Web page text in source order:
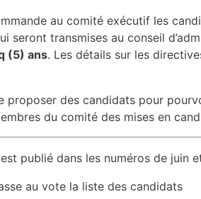
au comité exécutif les
seront transmises au conseil
(5) ans. Les détails sur les
proposer des candidats pour
du comité des mises en
publié dans les numéros de juin
au vote la liste des candidats